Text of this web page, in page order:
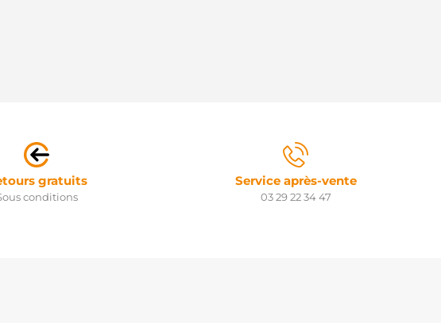
gratuits
conditions
Service après-vente
03 29 22 34 47